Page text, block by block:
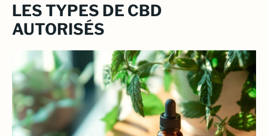
LES TYPES DE CBD
AUTORISÉS